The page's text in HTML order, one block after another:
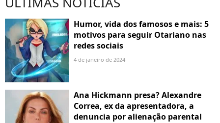
Humor, vida dos famosos e mais: 5
motivos para seguir Otariano nas
redes sociais
4 de janeiro de 2024
Ana Hickmann presa? Alexandre
Correa, ex da apresentadora, a
denuncia por alienação parental